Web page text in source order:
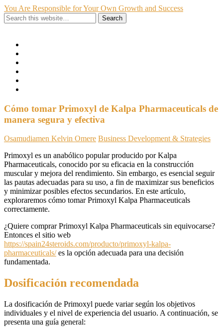
You Are Responsible for Your Own Growth and Success
Cómo tomar Primoxyl de Kalpa Pharmaceuticals de
manera segura y efectiva
Osamudiamen Kelvin Omere Business Development & Strategies
Primoxyl es un anabólico popular producido por Kalpa
Pharmaceuticals, conocido por su eficacia en la construcción
muscular y mejora del rendimiento. Sin embargo, es esencial seguir
las pautas adecuadas para su uso, a fin de maximizar sus beneficios
y minimizar posibles efectos secundarios. En este artículo,
exploraremos cómo tomar Primoxyl Kalpa Pharmaceuticals
correctamente.
¿Quiere comprar Primoxyl Kalpa Pharmaceuticals sin equivocarse?
Entonces el sitio web
https://spain24steroids.com/producto/primoxyl-kalpa-
pharmaceuticals/es la opción adecuada para una decisión
fundamentada.
Dosificación recomendada
La dosificación de Primoxyl puede variar según los objetivos
individuales y el nivel de experiencia del usuario. A continuación, se
presenta una guía general: